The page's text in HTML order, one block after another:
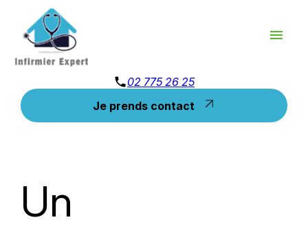
menu
phone02 775 26 25
Je prends contact
Un
Panneau de gestion des cookies